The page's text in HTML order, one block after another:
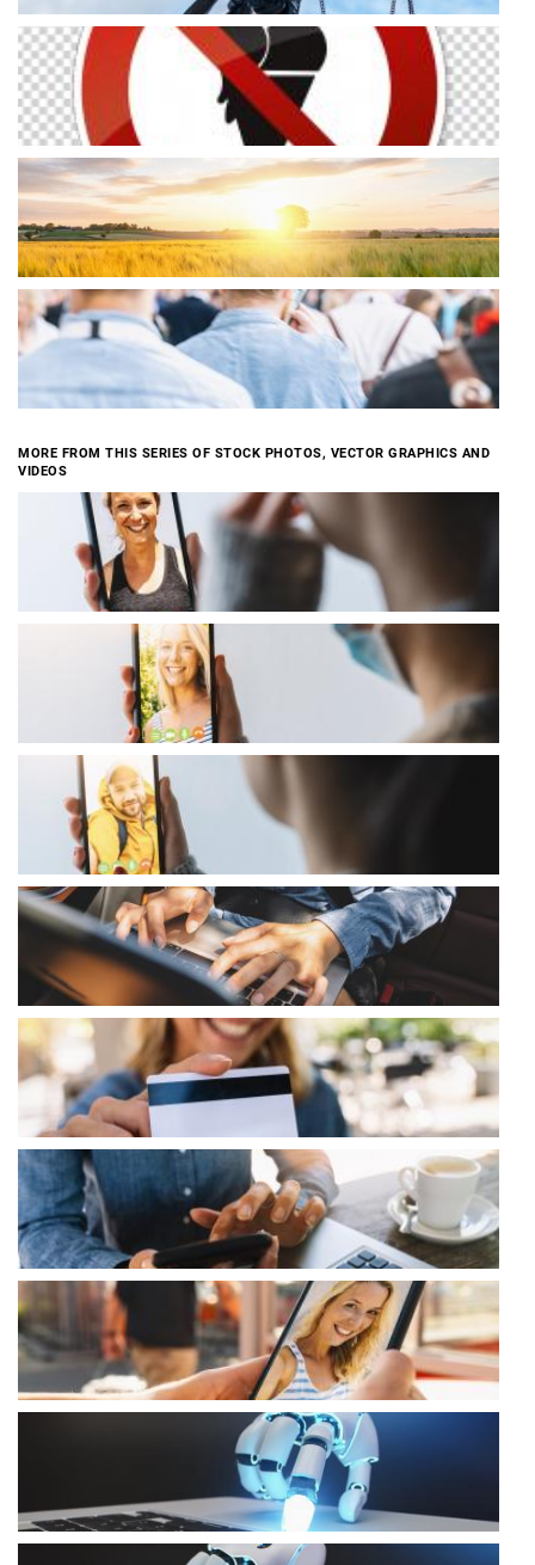
MORE FROM THIS SERIES OF STOCK PHOTOS, VECTOR GRAPHICS AND
VIDEOS